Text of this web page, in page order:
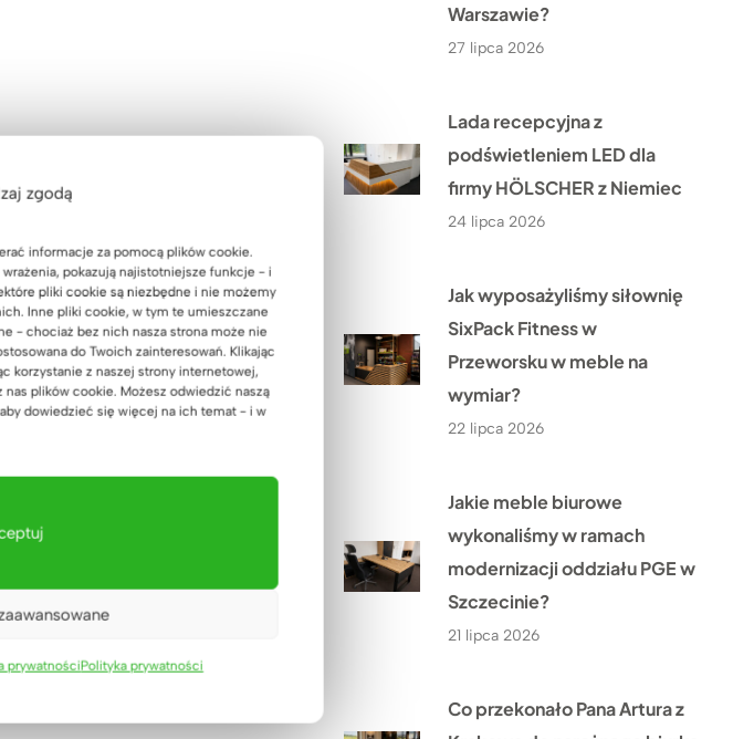
zgodą
informacje za pomocą plików cookie.
pokazują najistotniejsze funkcje - i
pliki cookie są niezbędne i nie możemy
Inne pliki cookie, w tym te umieszczane
- chociaż bez nich nasza strona może nie
do Twoich zainteresowań. Klikając
korzystanie z naszej strony internetowej,
nas plików cookie. Możesz odwiedzić naszą
dowiedzieć się więcej na ich temat - i w
prywatnościPolityka prywatności
jednym
Na
najwyższej jakości
wpływają na
Warszawie?
27 lipca 2026
Lada recepcyjna z
podświetleniem LED dla
firmy HÖLSCHER z Niemiec
24 lipca 2026
Jak wyposażyliśmy siłownię
SixPack Fitness w
Przeworsku w meble na
wymiar?
22 lipca 2026
Jakie meble biurowe
wykonaliśmy w ramach
modernizacji oddziału PGE w
Szczecinie?
21 lipca 2026
Co przekonało Pana Artura z